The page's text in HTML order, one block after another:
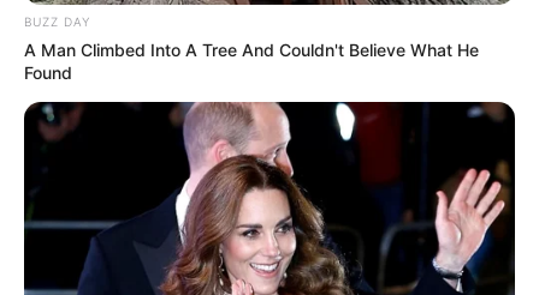
BUZZ DAY
A Man Climbed Into A Tree And Couldn't Believe What He
Found